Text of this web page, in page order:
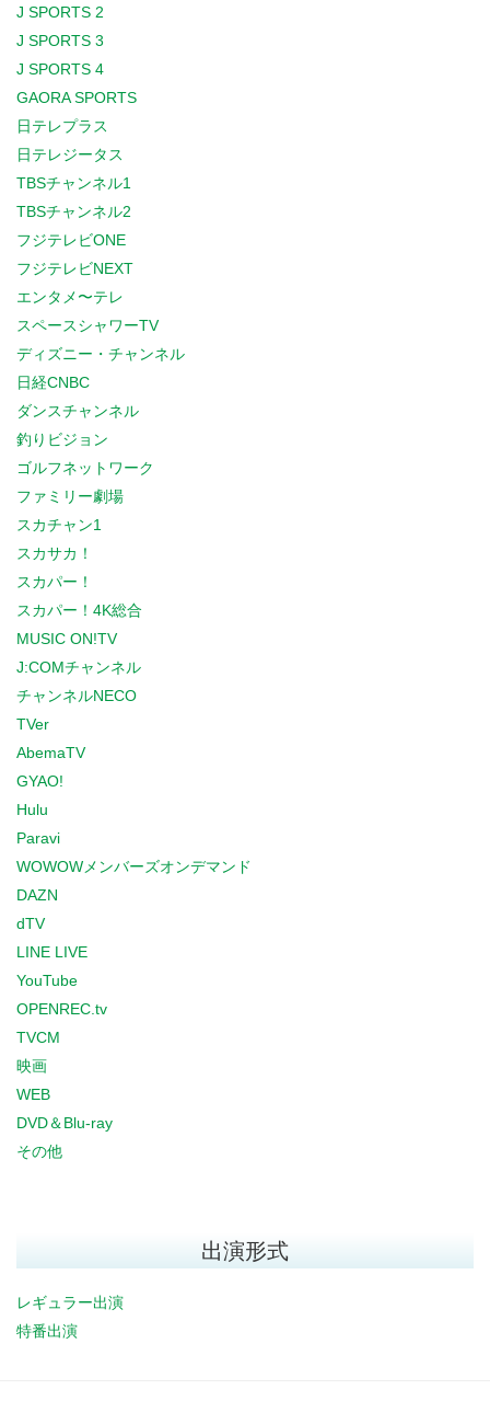
J SPORTS 2
J SPORTS 3
J SPORTS 4
GAORA SPORTS
日テレプラス
日テレジータス
TBSチャンネル1
TBSチャンネル2
フジテレビONE
フジテレビNEXT
エンタメ〜テレ
スペースシャワーTV
ディズニー・チャンネル
日経CNBC
ダンスチャンネル
釣りビジョン
ゴルフネットワーク
ファミリー劇場
スカチャン1
スカサカ！
スカパー！
スカパー！4K総合
MUSIC ON!TV
J:COMチャンネル
チャンネルNECO
TVer
AbemaTV
GYAO!
Hulu
Paravi
WOWOWメンバーズオンデマンド
DAZN
dTV
LINE LIVE
YouTube
OPENREC.tv
TVCM
映画
WEB
DVD＆Blu-ray
その他
出演形式
レギュラー出演
特番出演